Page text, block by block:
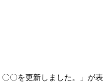
〇〇を更新しました。」が表